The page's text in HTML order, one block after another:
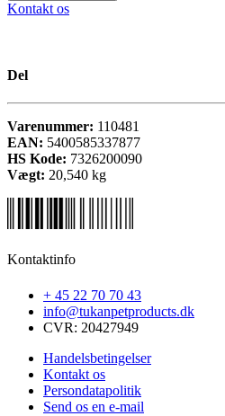
Kontakt os
Del
Varenummer: 110481
EAN: 5400585337877
HS Kode: 7326200090
Vægt: 20,540 kg
Kontaktinfo
+ 45 22 70 70 43
info@tukanpetproducts.dk
CVR: 20427949
Handelsbetingelser
Kontakt os
Persondatapolitik
Send os en e-mail